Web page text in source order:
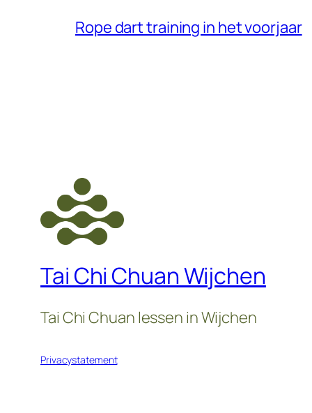
Rope dart training in het voorjaar
Tai Chi Chuan Wijchen
Tai Chi Chuan lessen in Wijchen
Privacystatement